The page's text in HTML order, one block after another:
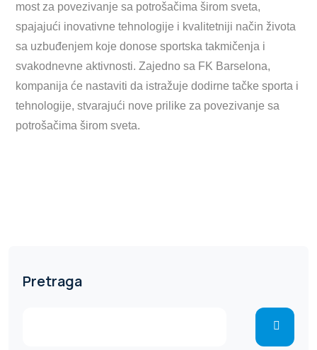
most za povezivanje sa potrošačima širom sveta,
spajajući inovativne tehnologije i kvalitetniji način života
sa uzbuđenjem koje donose sportska takmičenja i
svakodnevne aktivnosti. Zajedno sa FK Barselona,
kompanija će nastaviti da istražuje dodirne tačke sporta i
tehnologije, stvarajući nove prilike za povezivanje sa
potrošačima širom sveta.
Pretraga